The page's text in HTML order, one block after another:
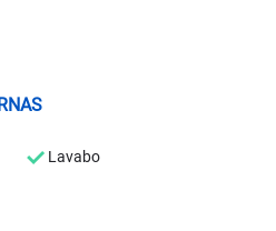
Lavabo